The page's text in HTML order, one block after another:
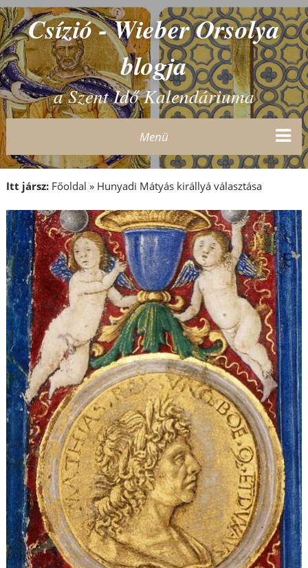
Csízió - Wieber Orsolya
blogja
a Szent Idő Kalendáriuma
Menü
Itt jársz: Főoldal » Hunyadi Mátyás királlyá választása